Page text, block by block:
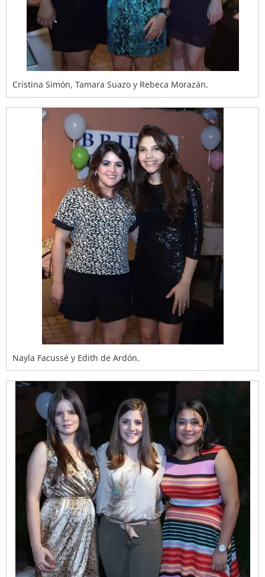
Cristina Simón, Tamara Suazo y Rebeca Morazán.
Nayla Facussé y Edith de Ardón.